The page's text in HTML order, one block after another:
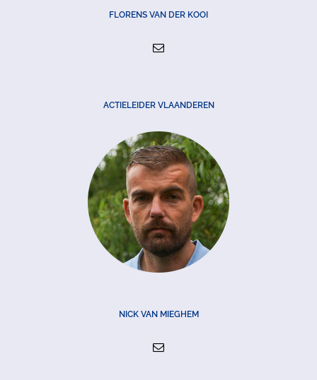
FLORENS VAN DER KOOI
ACTIELEIDER VLAANDEREN
NICK VAN MIEGHEM